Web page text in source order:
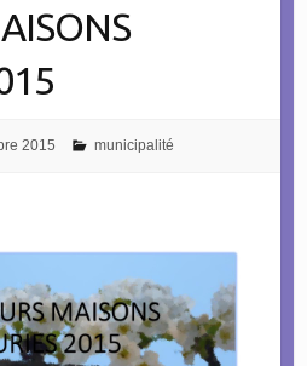
2015 municipalité